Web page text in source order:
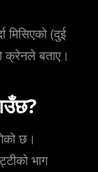
मिसिएको (दुई
क्रेनले बताए।
छ।
भाग